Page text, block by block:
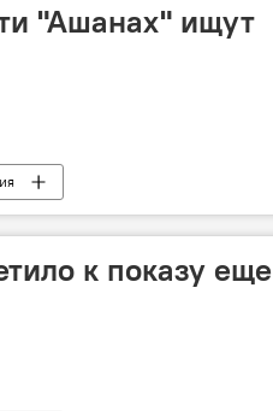
"Ашанах" ищут
к показу еще